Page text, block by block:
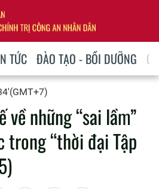
TỨC ĐÀO TẠO - BỒI DƯỠNG
về những “sai lầm”
trong “thời đại Tập